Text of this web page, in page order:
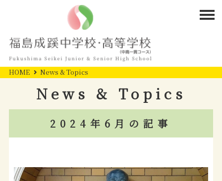
HOME News & Topics
News & Topics
2024年6月の記事